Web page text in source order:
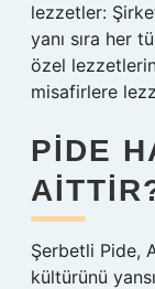
lezzetler:
yanı sıra her
özel
misafirlere
PIDE
Şerbetli Pide,
kültürünü